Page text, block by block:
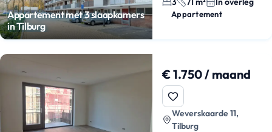
Appartement met 3 slaapkamers
in Tilburg
Appartement
€ 1.750 / maand
Weverskaarde 11,
Tilburg